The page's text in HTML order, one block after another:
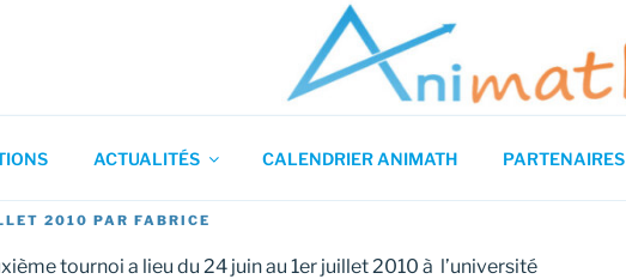
pour l'Animation en Mathématiques
ACTUALITÉS CALENDRIER ANIMATH PARTENAIRES
2010 PAR FABRICE
tournoi a lieu du 24 juin au 1er juillet 2010 à l’université